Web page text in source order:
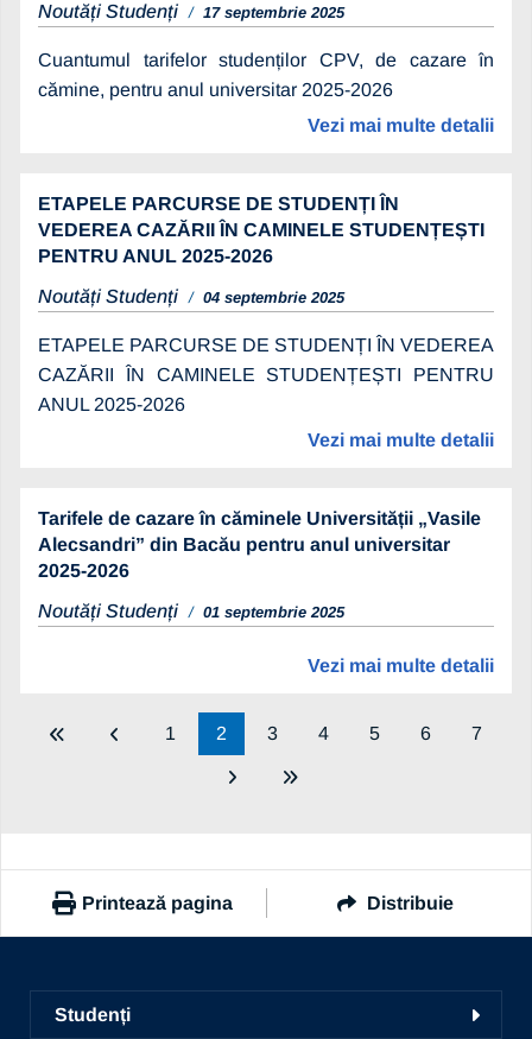
Noutăți Studenți
17 septembrie 2025
Cuantumul tarifelor studenților CPV, de cazare în
cămine, pentru anul universitar 2025-2026
Vezi mai multe detalii
ETAPELE PARCURSE DE STUDENȚI ÎN
VEDEREA CAZĂRII ÎN CAMINELE STUDENȚEȘTI
PENTRU ANUL 2025-2026
Noutăți Studenți
04 septembrie 2025
ETAPELE PARCURSE DE STUDENȚI ÎN VEDEREA
CAZĂRII ÎN CAMINELE STUDENȚEȘTI PENTRU
ANUL 2025-2026
Vezi mai multe detalii
Tarifele de cazare în căminele Universității „Vasile
Alecsandri” din Bacău pentru anul universitar
2025-2026
Noutăți Studenți
01 septembrie 2025
Vezi mai multe detalii
1 2 3 4 5 6 7
Printează pagina Distribuie
Copiază link
Studenți